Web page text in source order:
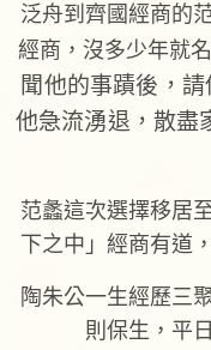
泛舟到齊國經商的
經商，沒多少年就
聞他的事蹟後，
他急流湧退，散盡
范蠡這次選擇移居
下之中」經商有道
陶朱公一生經歷三
則保生，平